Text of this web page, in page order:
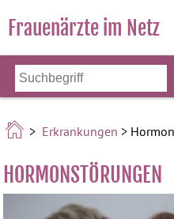
Frauenärzte im Netz
> Erkrankungen >
HORMONSTÖRUNGEN